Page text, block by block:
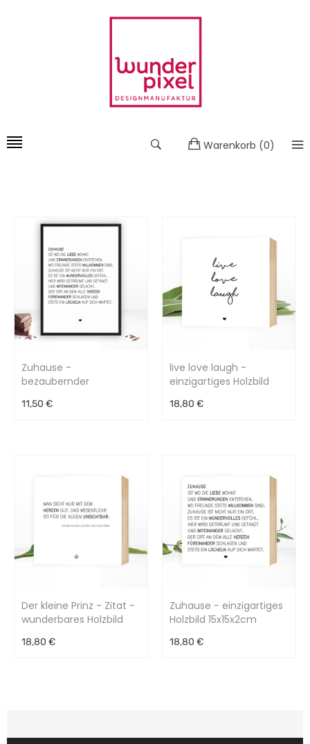
Warenkorb (0)
Zuhause -
bezaubernder
11,50 €
live love laugh -
einzigartiges Holzbild
18,80 €
Der kleine Prinz - Zitat -
wunderbares Holzbild
18,80 €
Zuhause - einzigartiges
Holzbild 15x15x2cm
18,80 €